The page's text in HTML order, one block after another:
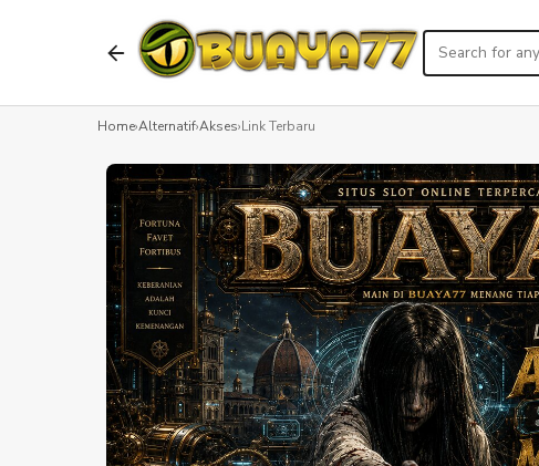
Home›Alternatif›Akses›Link Terbaru